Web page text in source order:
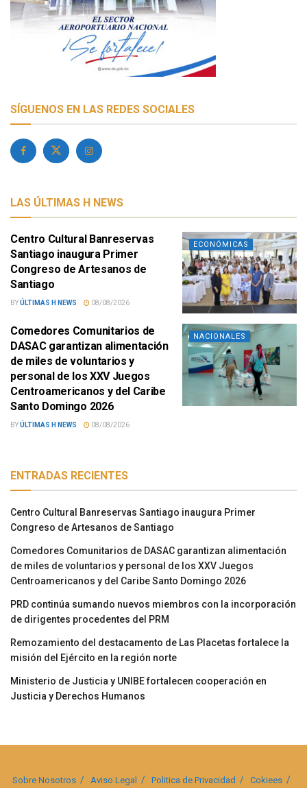
SÍGUENOS EN LAS REDES SOCIALES
LAS ÚLTIMAS H NEWS
ECONÓMICAS
Centro Cultural Banreservas
Santiago inaugura Primer
Congreso de Artesanos de
Santiago
BYÚLTIMAS H NEWS 08/08/2026
NACIONALES
Comedores Comunitarios de
DASAC garantizan alimentación
de miles de voluntarios y
personal de los XXV Juegos
Centroamericanos y del Caribe
Santo Domingo 2026
BYÚLTIMAS H NEWS 08/08/2026
ENTRADAS RECIENTES
Centro Cultural Banreservas Santiago inaugura Primer
Congreso de Artesanos de Santiago
Comedores Comunitarios de DASAC garantizan alimentación
de miles de voluntarios y personal de los XXV Juegos
Centroamericanos y del Caribe Santo Domingo 2026
PRD continúa sumando nuevos miembros con la incorporación
de dirigentes procedentes del PRM
Remozamiento del destacamento de Las Placetas fortalece la
misión del Ejército en la región norte
Ministerio de Justicia y UNIBE fortalecen cooperación en
Justicia y Derechos Humanos
Sobre Nosotros Aviso Legal Politica de Privacidad Cokiees